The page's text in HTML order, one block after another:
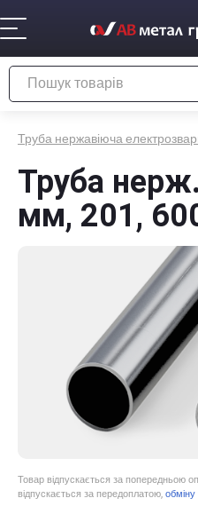
Труба нержавіюча
Труба
мм, 201,
Товар відпускається за попередньою
відпускається за передоплатою,